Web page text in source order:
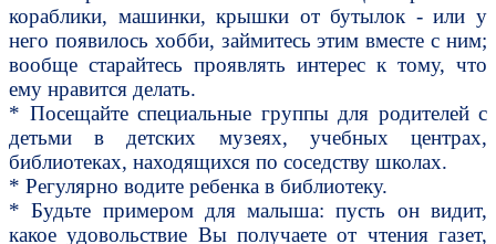
кораблики, машинки, крышки от бутылок - или у
него появилось хобби, займитесь этим вместе с ним;
вообще старайтесь проявлять интерес к тому, что
ему нравится делать.
* Посещайте специальные группы для родителей с
детьми в детских музеях, учебных центрах,
библиотеках, находящихся по соседству школах.
* Регулярно водите ребенка в библиотеку.
* Будьте примером для малыша: пусть он видит,
какое удовольствие Вы получаете от чтения газет,